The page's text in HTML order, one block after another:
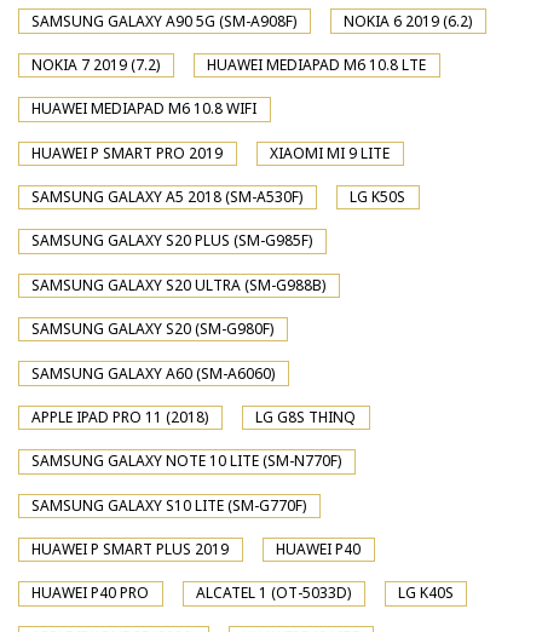
SAMSUNG GALAXY A90 5G (SM-A908F) NOKIA 6 2019 (6.2)
NOKIA 7 2019 (7.2) HUAWEI MEDIAPAD M6 10.8 LTE
HUAWEI MEDIAPAD M6 10.8 WIFI
HUAWEI P SMART PRO 2019 XIAOMI MI 9 LITE
SAMSUNG GALAXY A5 2018 (SM-A530F) LG K50S
SAMSUNG GALAXY S20 PLUS (SM-G985F)
SAMSUNG GALAXY S20 ULTRA (SM-G988B)
SAMSUNG GALAXY S20 (SM-G980F)
SAMSUNG GALAXY A60 (SM-A6060)
APPLE IPAD PRO 11 (2018) LG G8S THINQ
SAMSUNG GALAXY NOTE 10 LITE (SM-N770F)
SAMSUNG GALAXY S10 LITE (SM-G770F)
HUAWEI P SMART PLUS 2019 HUAWEI P40
HUAWEI P40 PRO ALCATEL 1 (OT-5033D) LG K40S